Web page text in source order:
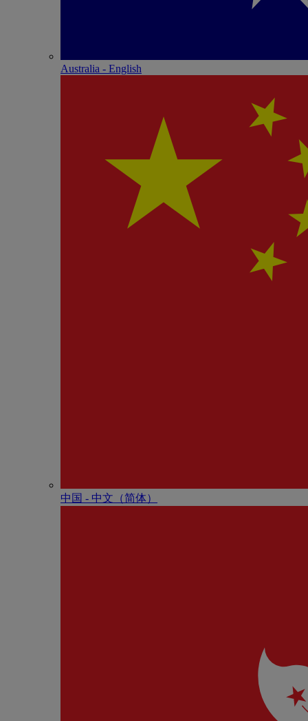
Australia - English
中国 - 中⽂（简体）